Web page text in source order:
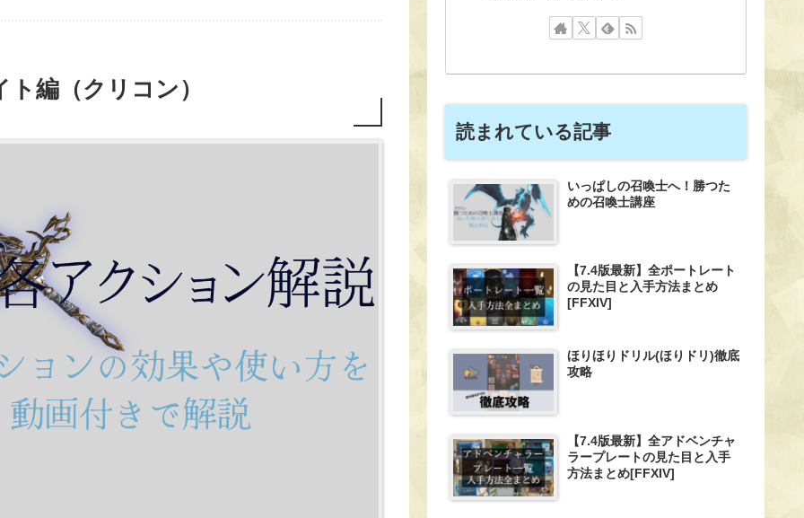
編（クリコン）
読まれている記事
いっぱしの召喚士へ！勝つた
めの召喚士講座
【7.4版最新】全ポートレート
の見た目と入手方法まとめ
[FFXIV]
ほりほりドリル(ほりドリ)徹底
攻略
【7.4版最新】全アドベンチャ
ラープレートの見た目と入手
方法まとめ[FFXIV]